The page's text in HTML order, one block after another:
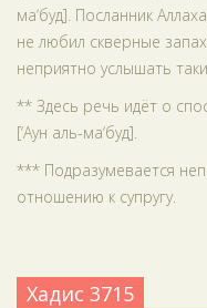
ма‘буд]. Посланник
не любил скверные
неприятно услышать
** Здесь речь идёт о
[‘Аун аль-ма‘буд].
*** Подразумевается
отношению к супругу.
Хадис 3715